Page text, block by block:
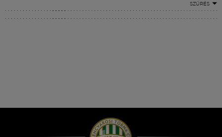
SZŰRÉS
Hírek